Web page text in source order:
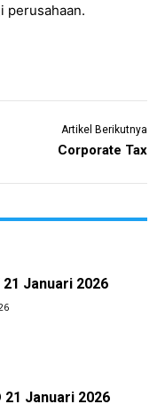
perusahaan.
Artikel Berikutnya
Corporate Tax
Januari 2026
21 Januari 2026